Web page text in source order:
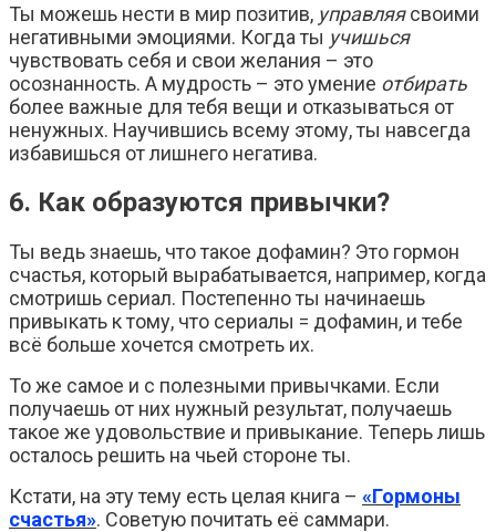
Ты можешь нести в мир позитив, управляясвоими
негативными эмоциями. Когда ты учишься
чувствовать себя и свои желания – это
осознанность. А мудрость – это умение отбирать
более важные для тебя вещи и отказываться от
ненужных. Научившись всему этому, ты навсегда
избавишься от лишнего негатива.
6. Как образуются привычки?
Ты ведь знаешь, что такое дофамин? Это гормон
счастья, который вырабатывается, например, когда
смотришь сериал. Постепенно ты начинаешь
привыкать к тому, что сериалы = дофамин, и тебе
всё больше хочется смотреть их.
То же самое и с полезными привычками. Если
получаешь от них нужный результат, получаешь
такое же удовольствие и привыкание. Теперь лишь
осталось решить на чьей стороне ты.
Кстати, на эту тему есть целая книга – «Гормоны
счастья». Советую почитать её саммари.